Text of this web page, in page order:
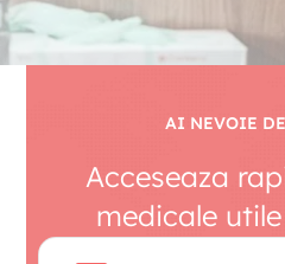
AI NEVOIE
Acceseaza
medicale